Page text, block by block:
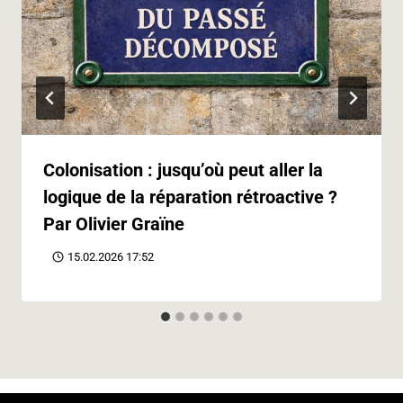
Colonisation : jusqu’où peut aller la
logique de la réparation rétroactive ?
Par Olivier Graïne
15.02.2026 17:52